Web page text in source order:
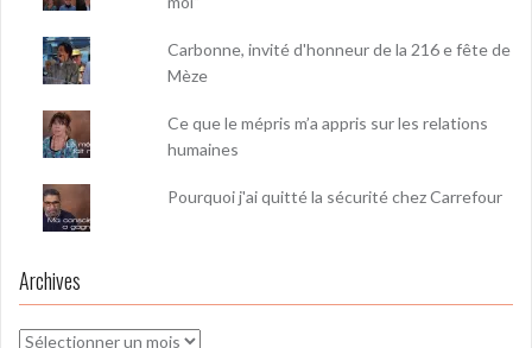
Carbonne, invité d'honneur de la 216 e fête de
Mèze
Ce que le mépris m’a appris sur les relations
humaines
Pourquoi j'ai quitté la sécurité chez Carrefour
Archives
Archives